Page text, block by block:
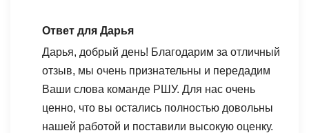
что он охватывал различные аспекты
управления персоналом, такие как найм,
развитие, мотивация и оценка сотрудников.
Благодаря этому получили более комплексное
представление о процессе управления. Курс
также акцентировал внимание на важности
Ответ для Дарья
Дарья, добрый день! Благодарим за отличный
отзыв, мы очень признательны и передадим
Ваши слова команде РШУ. Для нас очень
ценно, что вы остались полностью довольны
нашей работой и поставили высокую оценку.